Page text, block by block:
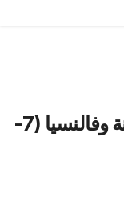
بالفيديو | ملخص مباراة برشلونة وفالنسيا (7-